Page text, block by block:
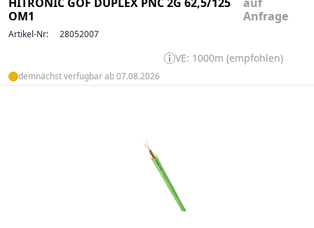
OM1
Anfrage
Artikel-Nr: 28052007
VE: 1000m (empfohlen)
demnächst verfügbar ab 07.08.2026